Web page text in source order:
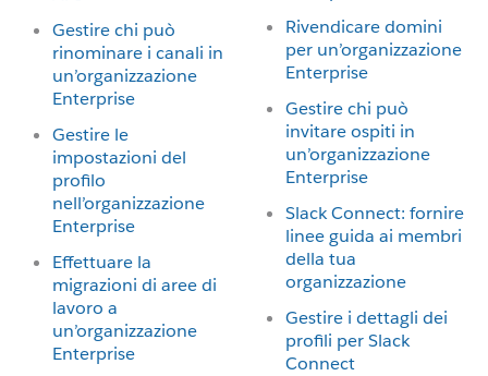
Gestire chi può
rinominare i canali in
un’organizzazione
Enterprise
Gestire le
impostazioni del
profilo
nell’organizzazione
Enterprise
Effettuare la
migrazioni di aree di
lavoro a
un’organizzazione
Enterprise
Rivendicare domini
per un’organizzazione
Enterprise
Gestire chi può
invitare ospiti in
un’organizzazione
Enterprise
Slack Connect: fornire
linee guida ai membri
della tua
organizzazione
Gestire i dettagli dei
profili per Slack
Connect